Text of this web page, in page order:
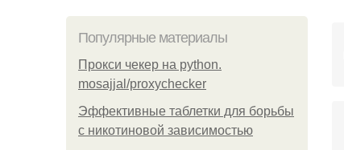
Популярные материалы
Прокси чекер на python.
mosajjal/proxychecker
Эффективные таблетки для борьбы
с никотиновой зависимостью